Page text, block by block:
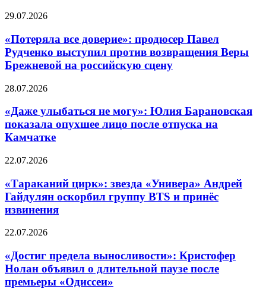
29.07.2026
«Потеряла все доверие»: продюсер Павел
Рудченко выступил против возвращения Веры
Брежневой на российскую сцену
28.07.2026
«Даже улыбаться не могу»: Юлия Барановская
показала опухшее лицо после отпуска на
Камчатке
22.07.2026
«Тараканий цирк»: звезда «Универа» Андрей
Гайдулян оскорбил группу BTS и принёс
извинения
22.07.2026
«Достиг предела выносливости»: Кристофер
Нолан объявил о длительной паузе после
премьеры «Одиссеи»